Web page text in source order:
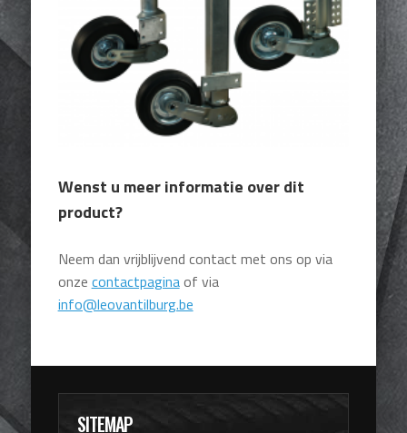
Wenst u meer informatie over dit
product?
Neem dan vrijblijvend contact met ons op via
onze contactpaginaof via
info@leovantilburg.be
SITEMAP